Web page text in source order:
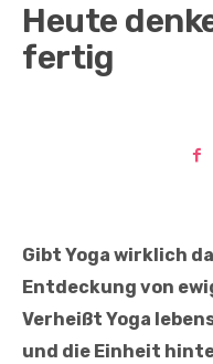
Heute
fertig
Gibt Yoga wirklich
Entdeckung von
Verheißt Yoga
und die Einheit